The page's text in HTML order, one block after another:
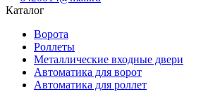
Каталог
Ворота
Роллеты
Металлические входные двери
Автоматика для ворот
Автоматика для роллет